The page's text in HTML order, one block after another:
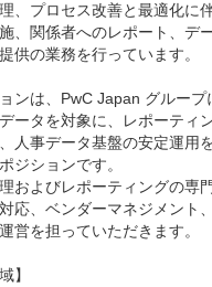
、プロセス改善と最適化に
、関係者へのレポート、デ
供の業務を行っています。
ンは、PwC Japan グループ
ータを対象に、レポーティ
人事データ基盤の安定運用
ジションです。
およびレポーティングの専
応、ベンダーマネジメント
営を担っていただきます。
】